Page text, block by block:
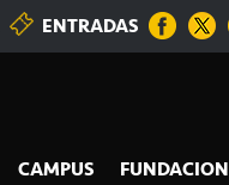
ENTRADAS
CAMPUS FUNDACION